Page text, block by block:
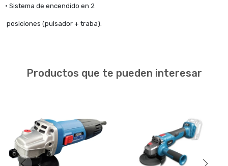
• Sistema de encendido en 2
posiciones (pulsador + traba).
Productos que te pueden interesar